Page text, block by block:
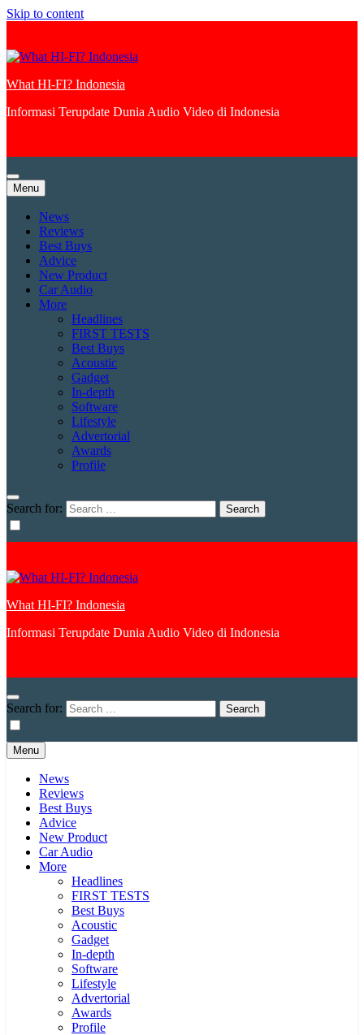
Skip to content
What HI-FI? Indonesia
Informasi Terupdate Dunia Audio Video di Indonesia
Menu
News
Reviews
Best Buys
Advice
New Product
Car Audio
More
Headlines
FIRST TESTS
Best Buys
Acoustic
Gadget
In-depth
Software
Lifestyle
Advertorial
Awards
Profile
Search for:
What HI-FI? Indonesia
Informasi Terupdate Dunia Audio Video di Indonesia
Search for:
Menu
News
Reviews
Best Buys
Advice
New Product
Car Audio
More
Headlines
FIRST TESTS
Best Buys
Acoustic
Gadget
In-depth
Software
Lifestyle
Advertorial
Awards
Profile